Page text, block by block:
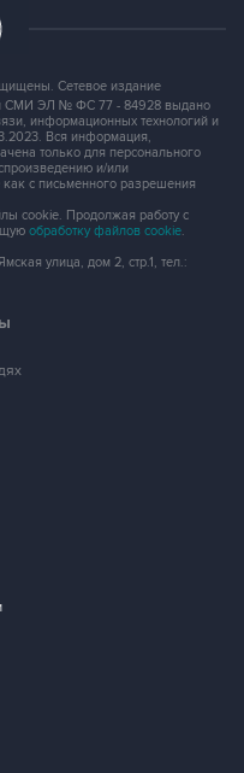
Сетевое издание
СМИ ЭЛ № ФС 77 - 84928 выдано
информационных технологий и
Вся информация,
только для персонального
и/или
с письменного разрешения
cookie. Продолжая работу с
обработку файлов cookie.
улица, дом 2, стр.1, тел.: